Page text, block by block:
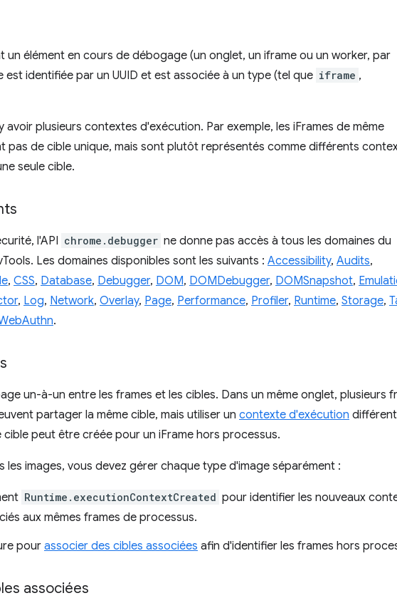
un élément en cours de débogage (un onglet, un iframe ou un worker, par
est identifiée par un UUID et est associée à un type (tel que iframe ,
avoir plusieurs contextes d'exécution. Par exemple, les iFrames de même
pas de cible unique, mais sont plutôt représentés comme différents
seule cible.
l'API chrome.debugger ne donne pas accès à tous les domaines du
Les domaines disponibles sont les suivants : Accessibility, Audits,
, CSS, Database, Debugger, DOM, DOMDebugger, DOMSnapshot,
, Log, Network, Overlay, Page, Performance, Profiler, Runtime, Storage,
.
un-à-un entre les frames et les cibles. Dans un même onglet, plusieurs
partager la même cible, mais utiliser un contexte d'exécution
cible peut être créée pour un iFrame hors processus.
les images, vous devez gérer chaque type d'image séparément :
Runtime.executionContextCreated pour identifier les nouveaux
aux mêmes frames de processus.
pour associer des cibles associées afin d'identifier les frames hors
associées